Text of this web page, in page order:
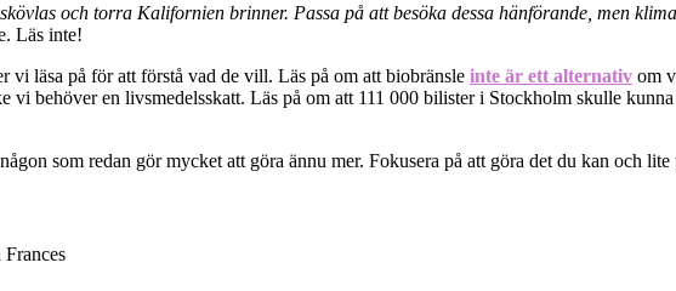
och torra Kalifornien brinner. Passa på att besöka dessa hänförande, men
Läs inte!
läsa på för att förstå vad de vill. Läs på om att biobränsle inte är ett alternativ om
vi behöver en livsmedelsskatt. Läs på om att 111 000 bilister i Stockholm skulle kunna
som redan gör mycket att göra ännu mer. Fokusera på att göra det du kan och